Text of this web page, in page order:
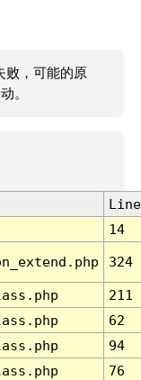
败，可能的原
。
Line
14
324
211
62
94
76